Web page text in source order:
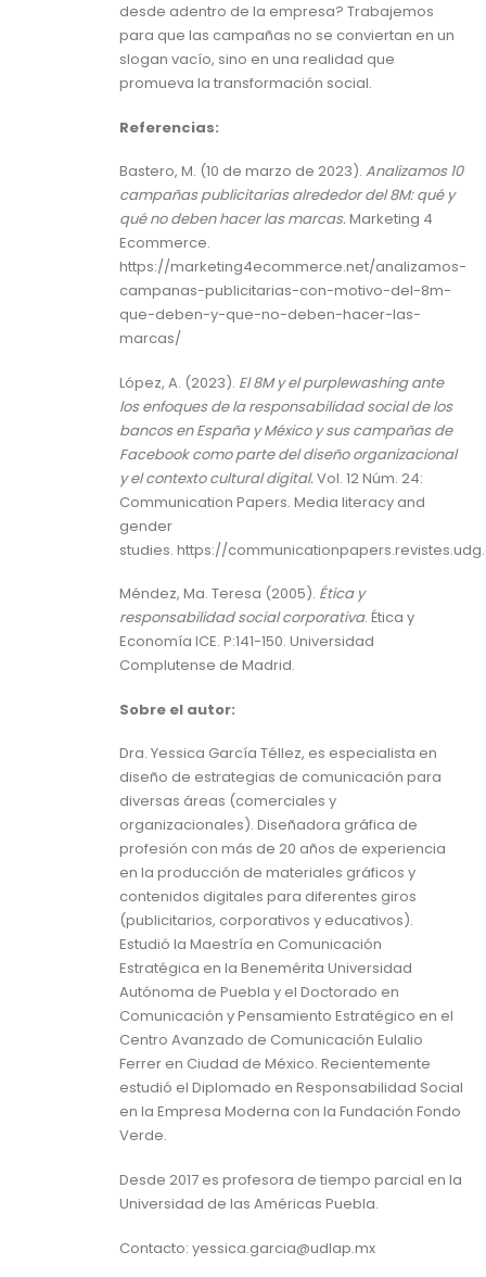
desde adentro de la empresa? Trabajemos
para que las campañas no se conviertan en un
slogan vacío, sino en una realidad que
promueva la transformación social.
Referencias:
Bastero, M. (10 de marzo de 2023). Analizamos 10
campañas publicitarias alrededor del 8M: qué y
qué no deben hacer las marcas.Marketing 4
Ecommerce.
https://marketing4ecommerce.net/analizamos-
campanas-publicitarias-con-motivo-del-8m-
que-deben-y-que-no-deben-hacer-las-
marcas/
López, A. (2023). El 8M y el purplewashing ante
los enfoques de la responsabilidad social de los
bancos en España y México y sus campañas de
Facebook como parte del diseño organizacional
y el contexto cultural digital.Vol. 12 Núm. 24:
Communication Papers. Media literacy and
gender
studies. https://
Méndez, Ma. Teresa (2005). Ética y
responsabilidad social corporativa. Ética y
Economía ICE. P:141-150. Universidad
Complutense de Madrid.
Sobre el autor:
Dra. Yessica García Téllez, es especialista en
diseño de estrategias de comunicación para
diversas áreas (comerciales y
organizacionales). Diseñadora gráfica de
profesión con más de 20 años de experiencia
en la producción de materiales gráficos y
contenidos digitales para diferentes giros
(publicitarios, corporativos y educativos).
Estudió la Maestría en Comunicación
Estratégica en la Benemérita Universidad
Autónoma de Puebla y el Doctorado en
Comunicación y Pensamiento Estratégico en el
Centro Avanzado de Comunicación Eulalio
Ferrer en Ciudad de México. Recientemente
estudió el Diplomado en Responsabilidad Social
en la Empresa Moderna con la Fundación Fondo
Verde.
Desde 2017 es profesora de tiempo parcial en la
Universidad de las Américas Puebla.
Contacto: yessica.garcia@udlap.mx